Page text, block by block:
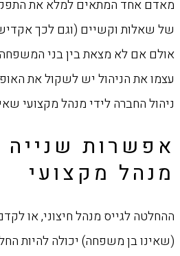
מאדם אחד המתאים למלא את
של שאלות וקשיים (וגם לכך
אולם אם לא מצאת בין בני
עצמו את הניהול יש לשקול את
ניהול החברה לידי מנהל מקצועי
אפשרות שנייה
מנהל מקצועי
ההחלטה לגייס מנהל חיצוני, או
(שאינו בן משפחה) יכולה להיות